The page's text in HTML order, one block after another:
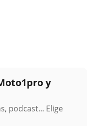
y
podcast... Elige